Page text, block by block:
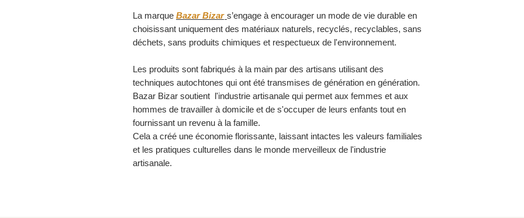
La marque Bazar Bizar s’engage à encourager un mode de vie durable en
choisissant uniquement des matériaux naturels, recyclés, recyclables, sans
déchets, sans produits chimiques et respectueux de l'environnement.
Les produits sont fabriqués à la main par des artisans utilisant des
techniques autochtones qui ont été transmises de génération en génération.
Bazar Bizar soutient l'industrie artisanale qui permet aux femmes et aux
hommes de travailler à domicile et de s'occuper de leurs enfants tout en
fournissant un revenu à la famille.
Cela a créé une économie florissante, laissant intactes les valeurs familiales
et les pratiques culturelles dans le monde merveilleux de l'industrie
artisanale.